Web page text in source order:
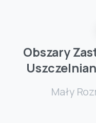
Obszary
Mały